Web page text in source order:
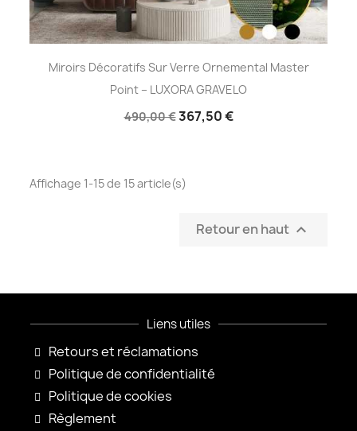
Miroirs Décoratifs Sur Verre Ornemental Master
Point – LUXORA GRAVELO
490,00 €367,50 €
Affichage 1-15 de 15 article(s)
Retour en haut 
Liens utiles
Retours et réclamations
Politique de confidentialité
Politique de cookies
Règlement